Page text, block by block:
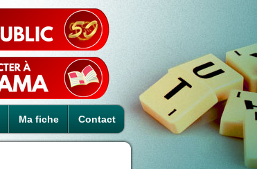
Ma fiche Contact